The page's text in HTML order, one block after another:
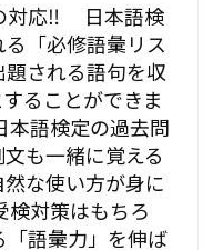
対応‼ 日本語検
「必修語彙リス
題される語句を収
ることができま
本語検定の過去問
も一緒に覚える
な使い方が身に
検対策はもちろ
語彙力」を伸ば